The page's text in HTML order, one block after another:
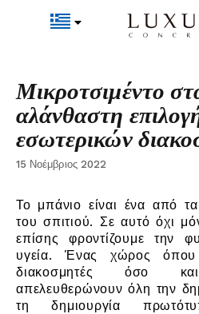
Μικροτσιμέντο
αλάνθαστη
εσωτερικών
15 Νοέμβριος 2022
Το μπάνιο είναι ένα από
του σπιτιού. Σε αυτό όχι
επίσης φροντίζουμε την
υγεία. Ένας χώρος όπου
διακοσμητές όσο
απελευθερώνουν όλη την
τη δημιουργία